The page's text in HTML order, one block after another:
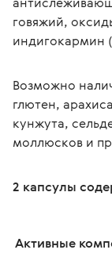
говяжий,
индигокармин
Возможно
глютен,
кунжута,
моллюсков и
2 капсулы
Активные